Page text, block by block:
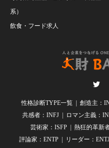
系）
飲食・フード求人
性格診断TYPE一覧 創造主：
共感者：INFJ
ロマン主義：
芸術家：ISFP
熱狂的革新
評論家：ENTP
リーダー：